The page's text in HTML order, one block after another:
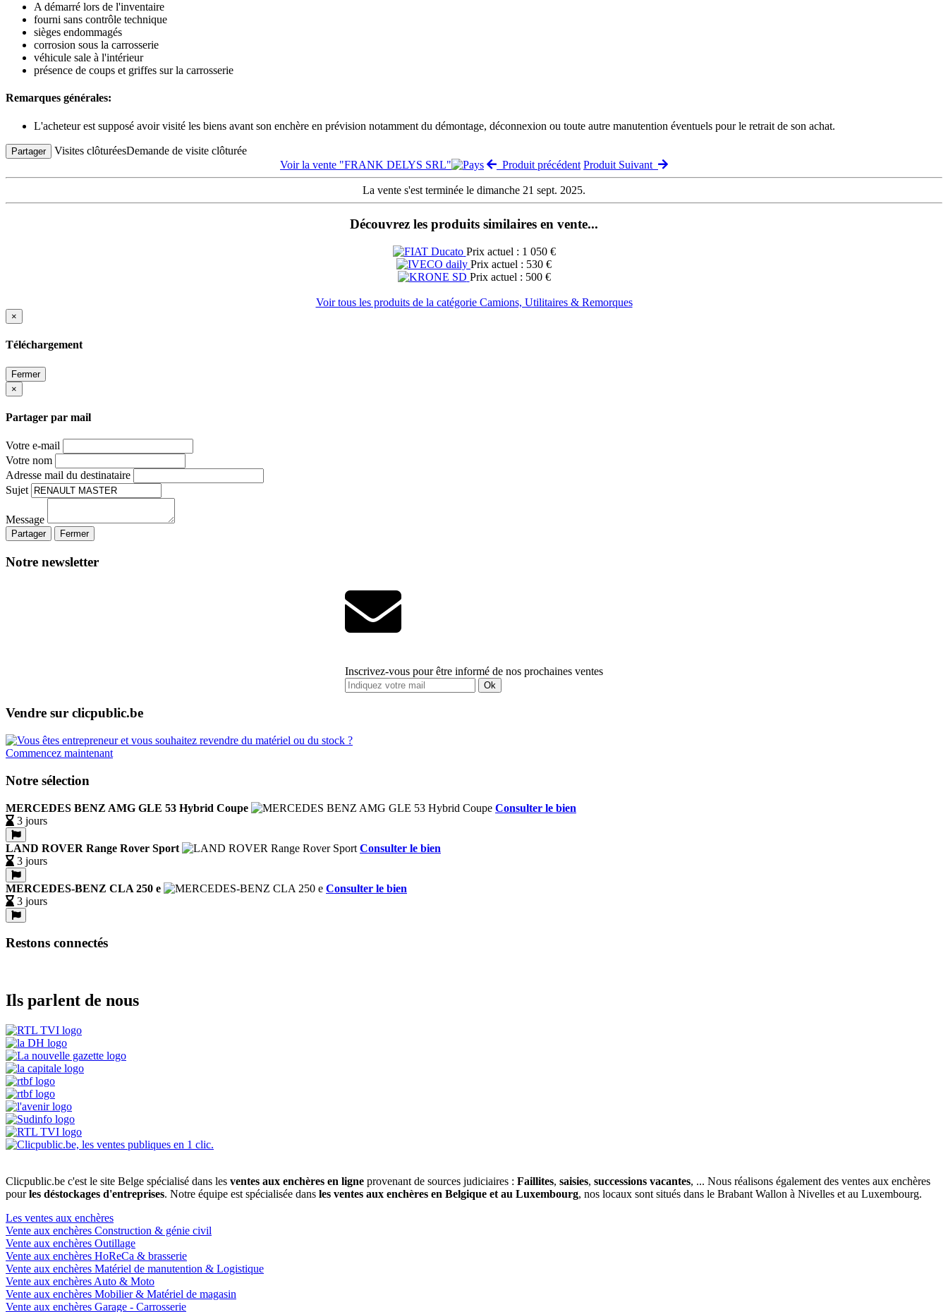
A démarré lors de l'inventaire
fourni sans contrôle technique
sièges endommagés
corrosion sous la carrosserie
véhicule sale à l'intérieur
présence de coups et griffes sur la carrosserie
Remarques générales:
L'acheteur est supposé avoir visité les biens avant son enchère en prévision notamment du démontage, déconnexion ou toute autre manutention éventuels pour le retrait de son achat.
Partager Visites clôturéesDemande de visite clôturée
Voir la vente "FRANK DELYS SRL"
Produit précédent Produit Suivant
La vente s'est terminée le dimanche 21 sept. 2025.
Découvrez les produits similaires en vente...
Prix actuel : 1 050 €
Prix actuel : 530 €
Prix actuel : 500 €
Voir tous les produits de la catégorie Camions, Utilitaires & Remorques
×
Téléchargement
Fermer
×
Partager par mail
Votre e-mail
Votre nom
Adresse mail du destinataire
Sujet
Message
Partager Fermer
Notre newsletter
Inscrivez-vous pour être informé de nos prochaines ventes
Ok
Vendre sur clicpublic.be
Commencez maintenant
Notre sélection
MERCEDES BENZ AMG GLE 53 Hybrid Coupe
Consulter le bien
3 jours
LAND ROVER Range Rover Sport
Consulter le bien
3 jours
MERCEDES-BENZ CLA 250 e
Consulter le bien
3 jours
Restons connectés
Ils parlent de nous
Clicpublic.be c'est le site Belge spécialisé dans les ventes aux enchères en ligne provenant de sources judiciaires : Faillites, saisies, successions vacantes, ... Nous réalisons également des ventes aux enchères
pourles déstockages d'entreprises. Notre équipe est spécialisée dans les ventes aux enchères en Belgique et au Luxembourg, nos locaux sont situés dans le Brabant Wallon à Nivelles et au Luxembourg.
Les ventes aux enchères
Vente aux enchères Construction & génie civil
Vente aux enchères Outillage
Vente aux enchères HoReCa & brasserie
Vente aux enchères Matériel de manutention & Logistique
Vente aux enchères Auto & Moto
Vente aux enchères Mobilier & Matériel de magasin
Vente aux enchères Garage - Carrosserie